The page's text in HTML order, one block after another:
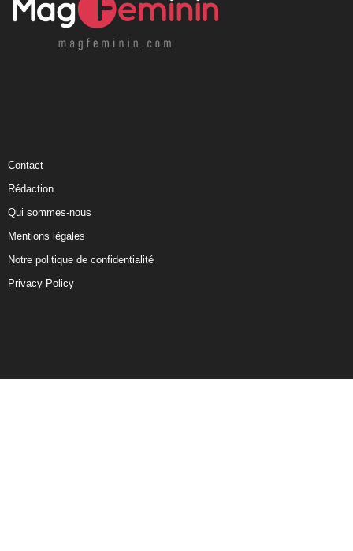
Contact
Rédaction
Qui sommes-nous
Mentions légales
Notre politique de confidentialité
Privacy Policy